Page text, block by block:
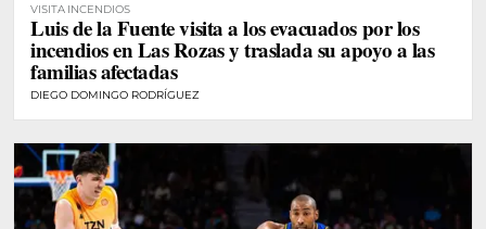
VISITA INCENDIOS
Luis de la Fuente visita a los evacuados por los
incendios en Las Rozas y traslada su apoyo a las
familias afectadas
DIEGO DOMINGO RODRÍGUEZ